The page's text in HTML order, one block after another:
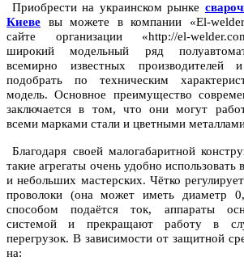
Приобрести на украинском рынке
Киеве вы можете в компании «El-
сайте организации «http://el-
широкий модельный ряд
всемирно известных производителей
подобрать по техническим
модель. Основное преимущество
заключается в том, что они могут
всеми марками стали и цветными
Благодаря своей малогабаритной
такие агрегаты очень удобно
и небольших мастерских. Чётко
проволоки (она может иметь диаметр
способом подаётся ток, аппараты
системой и прекращают работу в
перегрузок. В зависимости от защитной
на: